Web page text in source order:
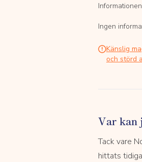
Ingen
Känslig
och störd
Var kan
Tack vare
hittats